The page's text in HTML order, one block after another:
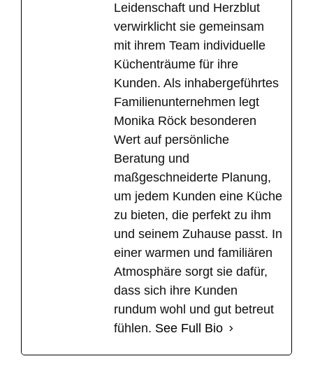
Leidenschaft und Herzblut
verwirklicht sie gemeinsam
mit ihrem Team individuelle
Küchenträume für ihre
Kunden. Als inhabergeführtes
Familienunternehmen legt
Monika Röck besonderen
Wert auf persönliche
Beratung und
maßgeschneiderte Planung,
um jedem Kunden eine Küche
zu bieten, die perfekt zu ihm
und seinem Zuhause passt. In
einer warmen und familiären
Atmosphäre sorgt sie dafür,
dass sich ihre Kunden
rundum wohl und gut betreut
fühlen. See Full Bio